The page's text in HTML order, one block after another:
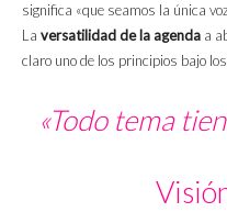
significa «que seamos la única
La versatilidad de la agenda a
claro uno de los principios bajo
«Todo tema